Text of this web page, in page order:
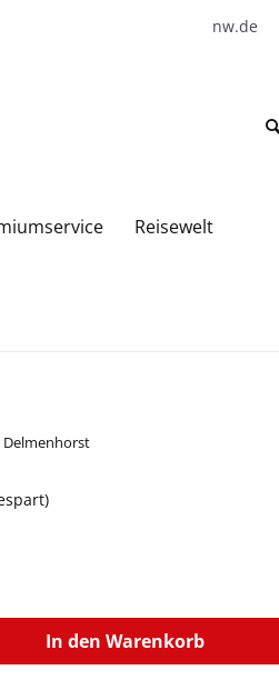
nw.de
Reisewelt
Delmenhorst
In den Warenkorb